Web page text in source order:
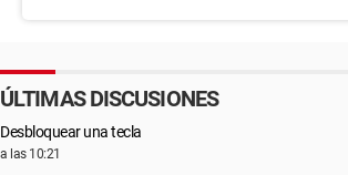
ÚLTIMAS DISCUSIONES
Desbloquear una tecla
a las 10:21